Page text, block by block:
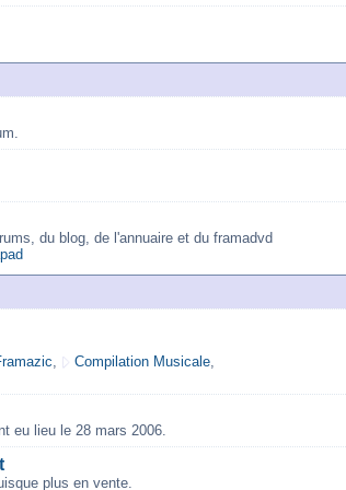
du blog, de l'annuaire et du framadvd
, Compilation Musicale,
eu lieu le 28 mars 2006.
plus en vente.